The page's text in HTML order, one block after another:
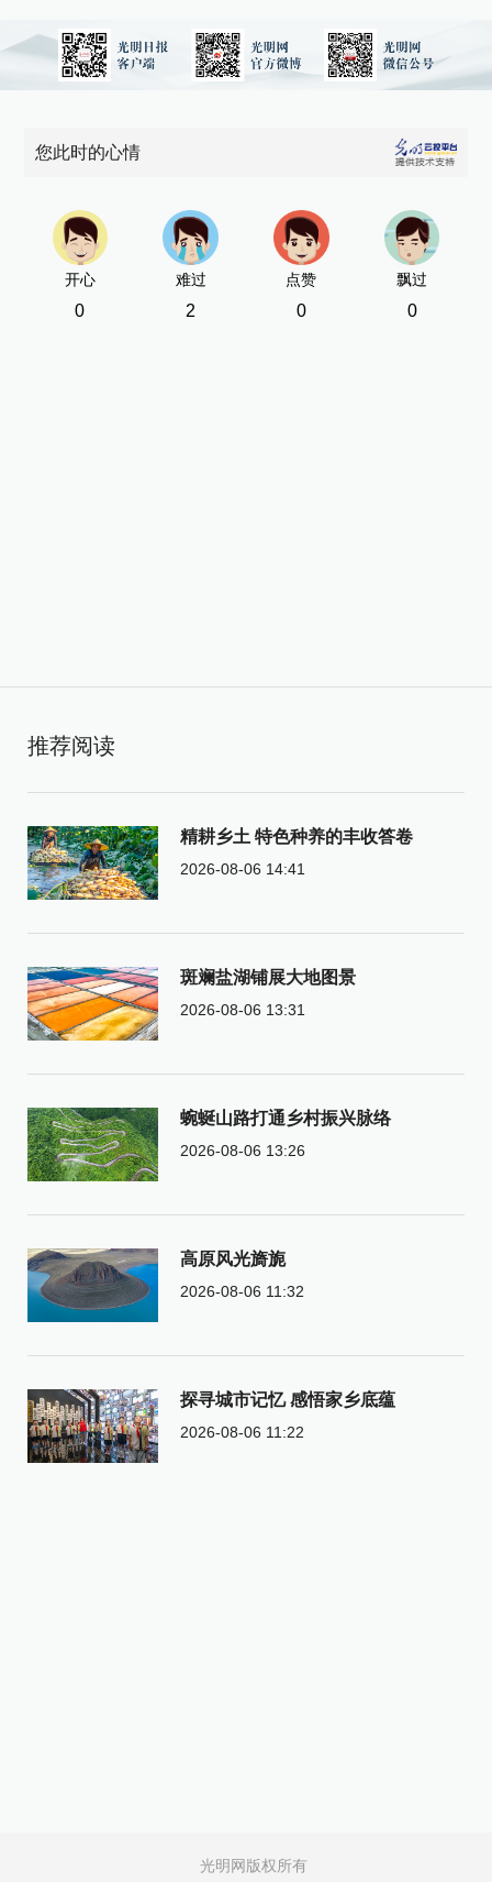
您此时的心情
开心
0
难过
2
点赞
0
飘过
0
推荐阅读
精耕乡土 特色种养的丰收答卷
2026-08-06 14:41
斑斓盐湖铺展大地图景
2026-08-06 13:31
蜿蜒山路打通乡村振兴脉络
2026-08-06 13:26
高原风光旖旎
2026-08-06 11:32
探寻城市记忆 感悟家乡底蕴
2026-08-06 11:22
光明网版权所有